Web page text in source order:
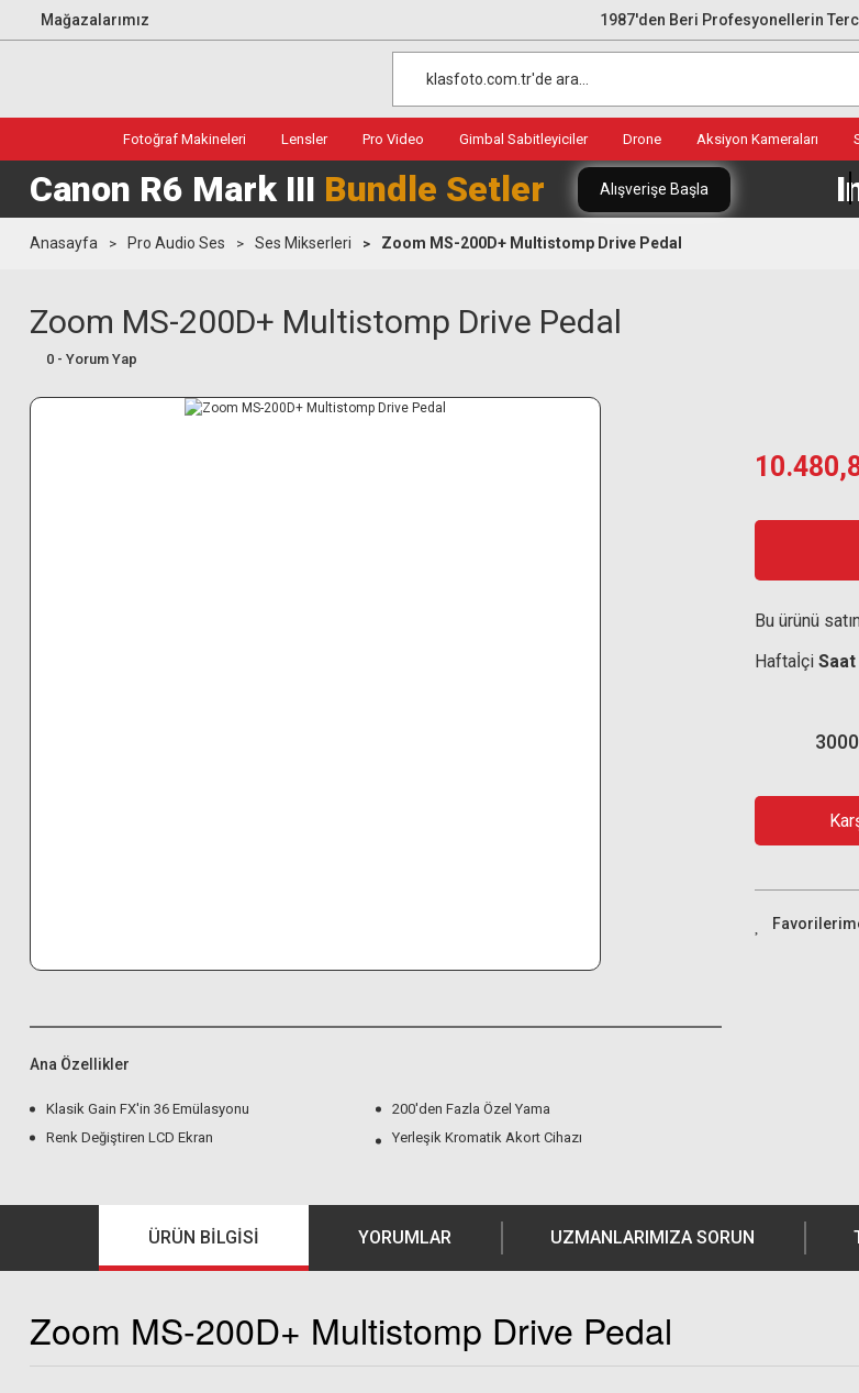
Mağazalarımız 1987'den Beri Profesyonellerin
Fotoğraf Makineleri Lensler Pro Video Gimbal Sabitleyiciler Drone Aksiyon Kameraları
Canon R6 Mark III Bundle Setler Alışverişe Başla
Anasayfa Pro Audio Ses Ses Mikserleri Zoom MS-200D+ Multistomp Drive Pedal
Zoom MS-200D+ Multistomp Drive Pedal
0 - Yorum Yap
Ana Özellikler
Klasik Gain FX'in 36 Emülasyonu
200'den Fazla Özel Yama
Renk Değiştiren LCD Ekran
Yerleşik Kromatik Akort Cihazı
Bu ürünü
Haftaİçi
ÜRÜN BILGISI YORUMLAR UZMANLARIMIZA SORUN
Zoom MS-200D+ Multistomp Drive Pedal